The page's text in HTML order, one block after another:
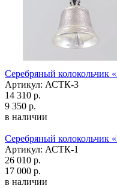
Серебряный колокольчик
Артикул: АСТК-3
14 310 р.
9 350 р.
в наличии
Серебряный колокольчик
Артикул: АСТК-1
26 010 р.
17 000 р.
в наличии